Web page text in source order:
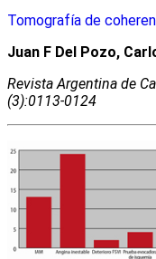
Tomografía de
Juan F Del Pozo,
Revista Argentina de
(3):0113-0124